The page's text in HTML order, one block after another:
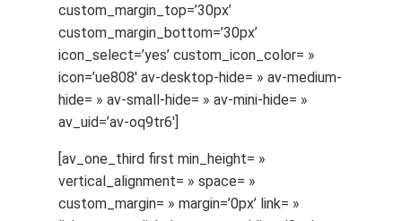
custom_margin_top=’30px’
custom_margin_bottom=’30px’
icon_select=’yes’ custom_icon_color= »
icon=’ue808′ av-desktop-hide= » av-medium-
hide= » av-small-hide= » av-mini-hide= »
av_uid=’av-oq9tr6′]
[av_one_third first min_height= »
vertical_alignment= » space= »
custom_margin= » margin=’0px’ link= »